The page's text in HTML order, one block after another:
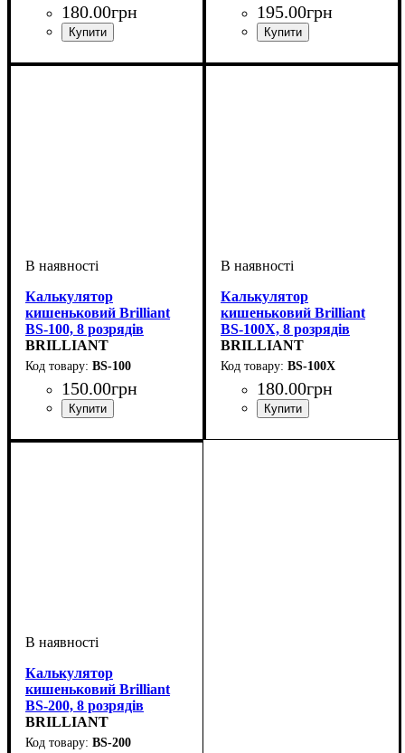
180.00грн 195.00грн
Калькулятор
кишеньковий Brilliant
BS-100, 8 розрядів
BRILLIANT
BS-100
150.00грн
Калькулятор
кишеньковий Brilliant
BS-100X, 8 розрядів
BRILLIANT
BS-100X
180.00грн
Калькулятор
кишеньковий Brilliant
BS-200, 8 розрядів
BRILLIANT
BS-200